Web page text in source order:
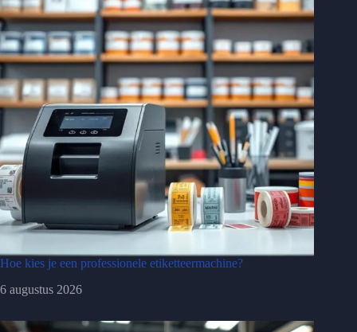
Hoe kies je een professionele etiketteermachine?
6 augustus 2026